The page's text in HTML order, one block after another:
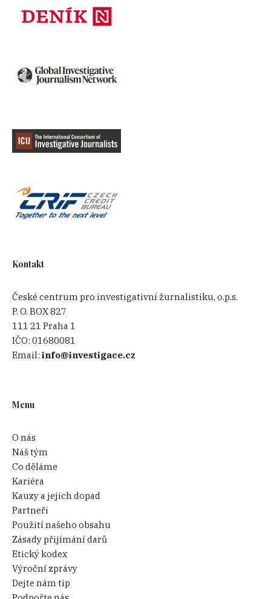
Kontakt
České centrum pro investigativní žurnalistiku, o.p.s.
P. O. BOX 827
111 21 Praha 1
IČO:01680081
Email:info@investigace.cz
Menu
O nás
Náš tým
Co děláme
Kariéra
Kauzy a jejich dopad
Partneři
Použití našeho obsahu
Zásady přijímání darů
Etický kodex
Výroční zprávy
Dejte nám tip